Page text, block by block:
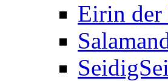
Eirin der